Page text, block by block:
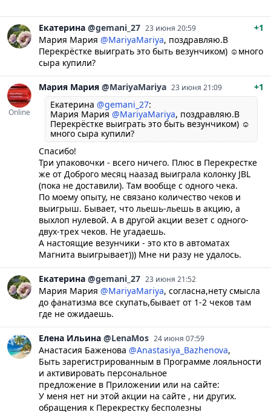
Екатерина @gemani_27 23 июня 20:59
+1
Мария Мария @MariyaMariya, поздравляю.В
Перекрёстке выиграть это быть везунчиком) ☺️много
сыра купили?
Online
Мария Мария @MariyaMariya 23 июня 21:09
+1
Екатерина @gemani_27:
Мария Мария @MariyaMariya, поздравляю.В
Перекрёстке выиграть это быть везунчиком) ☺️
много сыра купили?
Спасибо!
Три упаковочки - всего ничего. Плюс в Перекрестке
же от Доброго месяц наазад выиграла колонку JBL
(пока не доставили). Там вообще с одного чека.
По моему опыту, не связано количество чеков и
выигрыш. Бывает, что льешь-льешь в акцию, а
выхлоп нулевой. А в другой акции везет с одного-
двух-трех чеков. Не угадаешь.
А настоящие везунчики - это кто в автоматах
Магнита выигрывает))) Мне ни разу не удалось.
Екатерина @gemani_27 23 июня 21:52
Мария Мария @MariyaMariya, согласна,нету смысла
до фанатизма все скупать,бывает от 1-2 чеков там
где не ожидаешь.
Елена Ильина @LenaMos 24 июня 07:59
Анастасия Баженова @Anastasiya_Bazhenova,
Быть зарегистрированным в Программе лояльности
и активировать персональное
предложение в Приложении или на сайте:
У меня нет ни этой акции на сайте , ни других.
обращения к Перекрестку бесполезны